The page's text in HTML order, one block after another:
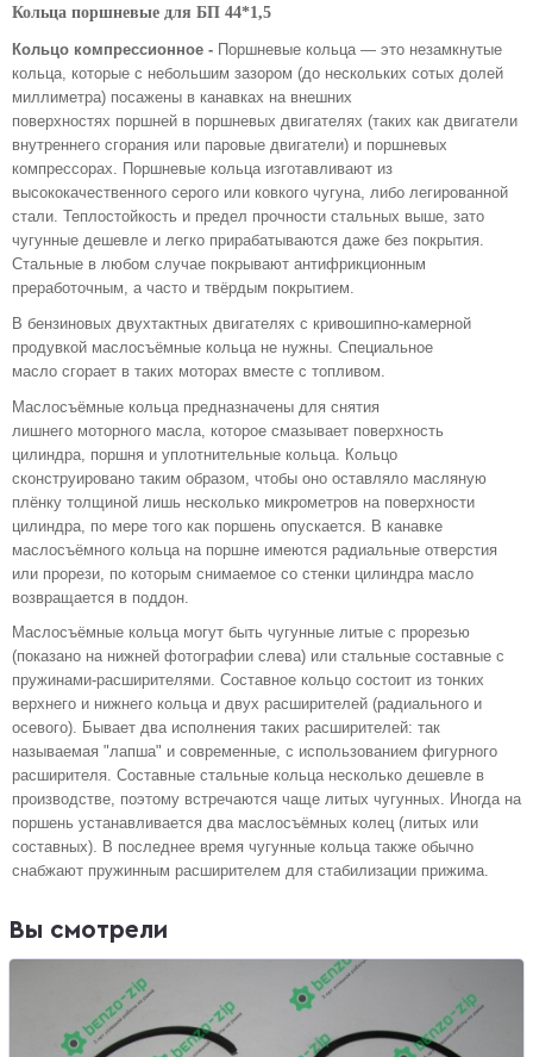
Кольца поршневые для БП 44*1,5
Кольцо компрессионное - Поршневые кольца— это незамкнутые
кольца, которые с небольшим зазором (до нескольких сотых долей
миллиметра) посажены в канавках на внешних
поверхностях поршней в поршневых двигателях (таких как двигатели
внутреннего сгорания или паровые двигатели) и поршневых
компрессорах. Поршневые кольца изготавливают из
высококачественного серого или ковкого чугуна, либо легированной
стали. Теплостойкость и предел прочности стальных выше, зато
чугунные дешевле и легко прирабатываются даже без покрытия.
Стальные в любом случае покрывают антифрикционным
преработочным, а часто и твёрдым покрытием.
В бензиновых двухтактных двигателях с кривошипно-камерной
продувкой маслосъёмные кольца не нужны. Специальное
масло сгорает в таких моторах вместе с топливом.
Маслосъёмные кольца предназначены для снятия
лишнего моторного масла, которое смазывает поверхность
цилиндра, поршня и уплотнительные кольца. Кольцо
сконструировано таким образом, чтобы оно оставляло масляную
плёнку толщиной лишь несколько микрометров на поверхности
цилиндра, по мере того как поршень опускается. В канавке
маслосъёмного кольца на поршне имеются радиальные отверстия
или прорези, по которым снимаемое со стенки цилиндра масло
возвращается в поддон.
Маслосъёмные кольца могут быть чугунные литые с прорезью
(показано на нижней фотографии слева) или стальные составные с
пружинами-расширителями. Составное кольцо состоит из тонких
верхнего и нижнего кольца и двух расширителей (радиального и
осевого). Бывает два исполнения таких расширителей: так
называемая "лапша" и современные, с использованием фигурного
расширителя. Составные стальные кольца несколько дешевле в
производстве, поэтому встречаются чаще литых чугунных. Иногда на
поршень устанавливается два маслосъёмных колец (литых или
составных). В последнее время чугунные кольца также обычно
снабжают пружинным расширителем для стабилизации прижима.
Вы смотрели